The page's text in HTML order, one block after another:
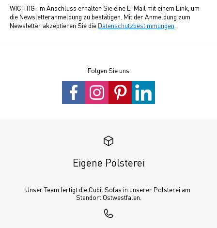
WICHTIG: Im Anschluss erhalten Sie eine E-Mail mit einem Link, um
die Newsletteranmeldung zu bestätigen. Mit der Anmeldung zum
Newsletter akzeptieren Sie die Datenschutzbestimmungen
Folgen Sie uns
Eigene Polsterei
Unser Team fertigt die Cubit Sofas in unserer Polsterei am
Standort Ostwestfalen.